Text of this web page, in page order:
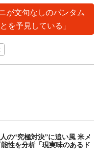
が文句なしのバンタム
を予見している」
の“究極対決”に追い風 米メ
性を分析「現実味のあるド